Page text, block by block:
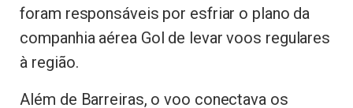
foram responsáveis por esfriar o plano da
companhia aérea Gol de levar voos regulares
à região.
Além de Barreiras, o voo conectava os